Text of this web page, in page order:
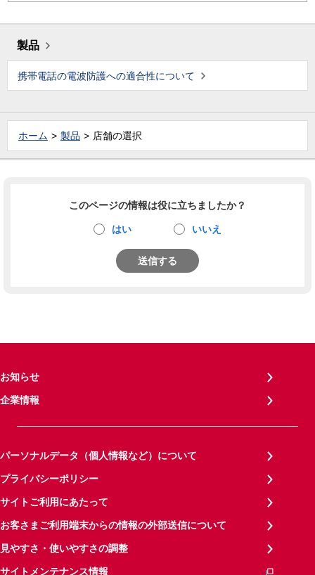
製品
携帯電話の電波防護への適合性について
ホーム 製品 店舗の選択
このページの情報は役に立ちましたか？
はい いいえ
送信する
お知らせ
企業情報
パーソナルデータ（個人情報など）について
プライバシーポリシー
サイトご利用にあたって
お客さまご利用端末からの情報の外部送信について
見やすさ・使いやすさの調整
サイトメンテナンス情報